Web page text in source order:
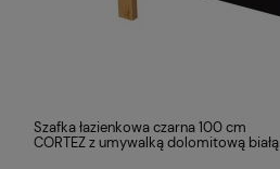
Szafka łazienkowa czarna 100 cm
CORTEZ z umywalką dolomitową białą